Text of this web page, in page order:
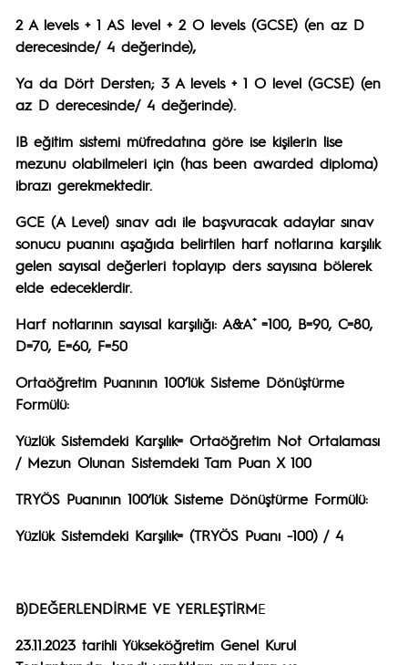
2 A levels + 1 AS level + 2 O levels (GCSE) (en az D
derecesinde/ 4 değerinde),
Ya da Dört Dersten; 3 A levels + 1 O level (GCSE) (en
az D derecesinde/ 4 değerinde).
IB eğitim sistemi müfredatına göre ise kişilerin lise
mezunu olabilmeleri için (has been awarded diploma)
ibrazı gerekmektedir.
GCE (A Level) sınav adı ile başvuracak adaylar sınav
sonucu puanını aşağıda belirtilen harf notlarına karşılık
gelen sayısal değerleri toplayıp ders sayısına bölerek
elde edeceklerdir.
Harf notlarının sayısal karşılığı: A&A+ =100, B=90, C=80,
D=70, E=60, F=50
Ortaöğretim Puanının 100’lük Sisteme Dönüştürme
Formülü:
Yüzlük Sistemdeki Karşılık= Ortaöğretim Not Ortalaması
/ Mezun Olunan Sistemdeki Tam Puan X 100
TRYÖS Puanının 100’lük Sisteme Dönüştürme Formülü:
Yüzlük Sistemdeki Karşılık= (TRYÖS Puanı -100) / 4
B)DEĞERLENDİRME VE YERLEŞTİRME
23.11.2023 tarihli Yükseköğretim Genel Kurul